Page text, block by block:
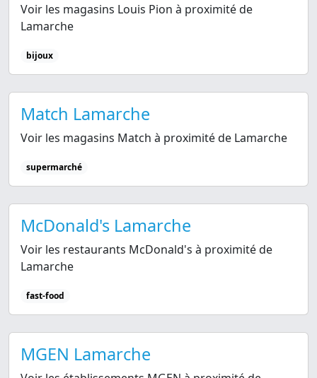
Voir les magasins Louis Pion à proximité de
Lamarche
bijoux
Match Lamarche
Voir les magasins Match à proximité de Lamarche
supermarché
McDonald's Lamarche
Voir les restaurants McDonald's à proximité de
Lamarche
fast-food
MGEN Lamarche